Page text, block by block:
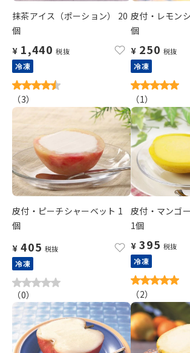
抹茶アイス（ポーション） 20
個
¥ 1,440 税抜
冷凍
（3）
皮付・レモン
個
¥ 250 税抜
冷凍
（1）
皮付・ピーチシャーベット 1
個
¥ 405 税抜
冷凍
（0）
皮付・マンゴ
1個
¥ 395 税抜
冷凍
（2）